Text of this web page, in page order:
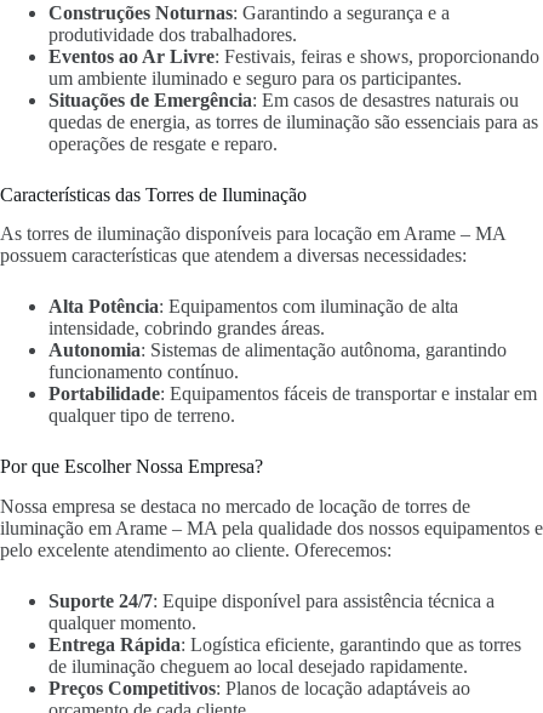
Construções Noturnas: Garantindo a segurança e a
produtividade dos trabalhadores.
Eventos ao Ar Livre: Festivais, feiras e shows, proporcionando
um ambiente iluminado e seguro para os participantes.
Situações de Emergência: Em casos de desastres naturais ou
quedas de energia, as torres de iluminação são essenciais para as
operações de resgate e reparo.
Características das Torres de Iluminação
As torres de iluminação disponíveis para locação em Arame – MA
possuem características que atendem a diversas necessidades:
Alta Potência: Equipamentos com iluminação de alta
intensidade, cobrindo grandes áreas.
Autonomia: Sistemas de alimentação autônoma, garantindo
funcionamento contínuo.
Portabilidade: Equipamentos fáceis de transportar e instalar em
qualquer tipo de terreno.
Por que Escolher Nossa Empresa?
Nossa empresa se destaca no mercado de locação de torres de
iluminação em Arame – MA pela qualidade dos nossos equipamentos e
pelo excelente atendimento ao cliente. Oferecemos:
Suporte 24/7: Equipe disponível para assistência técnica a
qualquer momento.
Entrega Rápida: Logística eficiente, garantindo que as torres
de iluminação cheguem ao local desejado rapidamente.
Preços Competitivos: Planos de locação adaptáveis ao